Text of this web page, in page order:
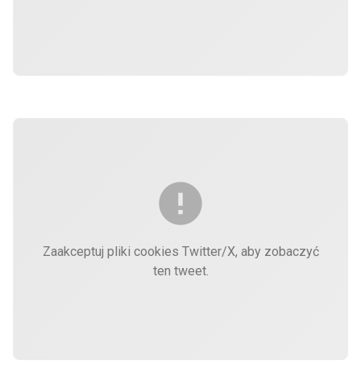
Zaakceptuj pliki cookies Twitter/X, aby zobaczyć
ten tweet.